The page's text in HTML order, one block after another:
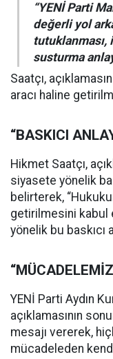
“YENİ Parti
değerli yol
tutuklanması,
susturma
Saatçı,
aracı haline
“BASKICI
Hikmet Saatçı,
siyasete yönelik
belirterek,
getirilmesini kabul
yönelik bu baskıcı
YENİ Parti Aydın
açıklamasının
mesajı vererek,
mücadeleden